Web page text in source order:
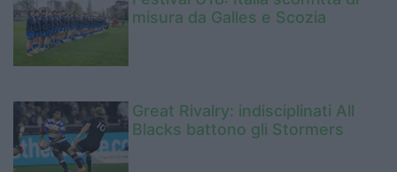
misura da Galles e Scozia
Great Rivalry: indisciplinati All
Blacks battono gli Stormers